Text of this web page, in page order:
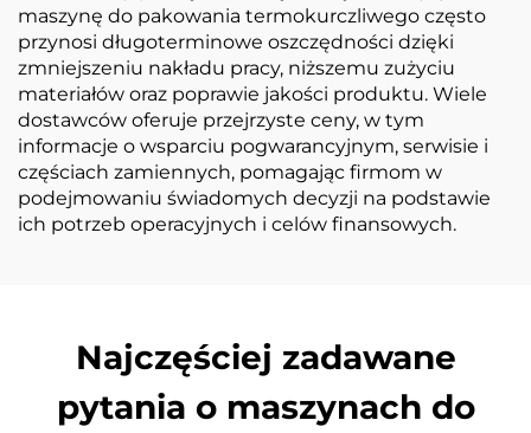
maszynę do pakowania termokurczliwego często
przynosi długoterminowe oszczędności dzięki
zmniejszeniu nakładu pracy, niższemu zużyciu
materiałów oraz poprawie jakości produktu. Wiele
dostawców oferuje przejrzyste ceny, w tym
informacje o wsparciu pogwarancyjnym, serwisie i
częściach zamiennych, pomagając firmom w
podejmowaniu świadomych decyzji na podstawie
ich potrzeb operacyjnych i celów finansowych.
Najczęściej zadawane
pytania o maszynach do